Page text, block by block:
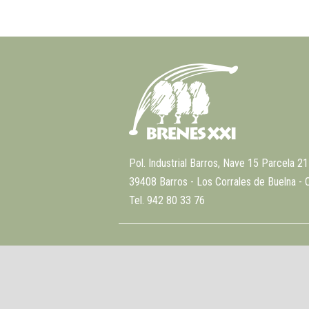
Pol. Industrial Barros, Nave 15 Parcela 21
39408 Barros - Los Corrales de Buelna -
Tel. 942 80 33 76